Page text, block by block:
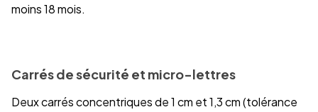
moins 18 mois.
Carrés de sécurité et micro-lettres
Deux carrés concentriques de 1 cm et 1,3 cm (tolérance